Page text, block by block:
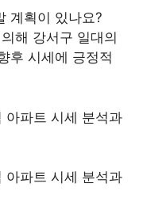
계획이 있나요?
해 강서구 일대의
후 시세에 긍정적
아파트 시세 분석과
아파트 시세 분석과